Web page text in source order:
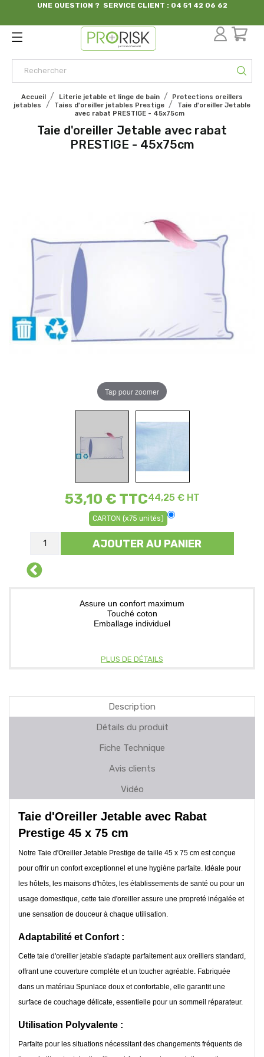
UNE QUESTION ? SERVICE CLIENT : 04 51 42 06 62
par France Sécurité
Accueil Literie jetable et linge de bain
Protections oreillers
jetables
Taies d'oreiller jetables Prestige
Taie d'oreiller Jetable
avec rabat PRESTIGE - 45x75cm
Taie d'oreiller Jetable avec rabat
PRESTIGE - 45x75cm
Tap pour zoomer
53,10 € TTC44,25 € HT
CARTON (x75 unités)
AJOUTER AU PANIER
Assure un confort maximum
Touché coton
Emballage individuel
PLUS DE DÉTAILS
Description
Détails du produit
Fiche Technique
Avis clients
Vidéo
Taie d'Oreiller Jetable avec Rabat
Prestige 45 x 75 cm
Notre Taie d'Oreiller Jetable Prestige de taille 45 x 75 cm est conçue
pour offrir un confort exceptionnel et une hygiène parfaite. Idéale pour
les hôtels, les maisons d'hôtes, les établissements de santé ou pour un
usage domestique, cette taie d'oreiller assure une propreté inégalée et
une sensation de douceur à chaque utilisation.
Adaptabilité et Confort :
Cette taie d'oreiller jetable s'adapte parfaitement aux oreillers standard,
offrant une couverture complète et un toucher agréable. Fabriquée
dans un matériau Spunlace doux et confortable, elle garantit une
surface de couchage délicate, essentielle pour un sommeil réparateur.
Utilisation Polyvalente :
Parfaite pour les situations nécessitant des changements fréquents de